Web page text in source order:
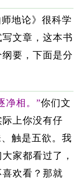
地论》很科学
文章，这本书
要，下面是分
净相。”你们文
上你没有仔
触是五欲。我
家都看过了，
欢看？那就